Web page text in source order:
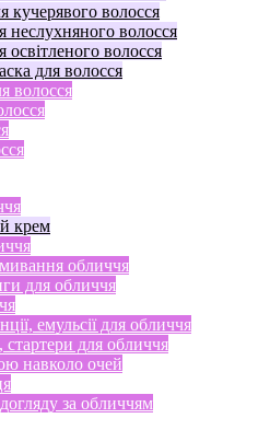
кучерявого волосся
неслухняного волосся
освітленого волосся
для волосся
волосся
крем
обличчя
для обличчя
емульсії для обличчя
для обличчя
навколо очей
за обличчям